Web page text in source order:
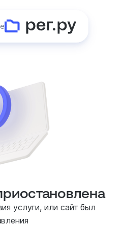
услуги, или сайт был